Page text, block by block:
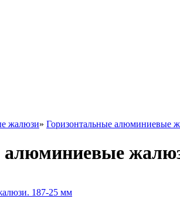
жалюзи» Горизонтальные алюминиевые
алюминиевые